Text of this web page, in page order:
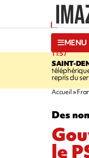
MENU
11:57
SAINT-
repris du
Accueil
Des
le